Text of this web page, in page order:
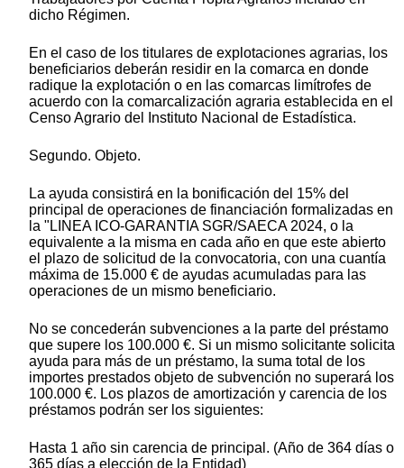
dicho Régimen.
En el caso de los titulares de explotaciones agrarias, los
beneficiarios deberán residir en la comarca en donde
radique la explotación o en las comarcas limítrofes de
acuerdo con la comarcalización agraria establecida en el
Censo Agrario del Instituto Nacional de Estadística.
Segundo. Objeto.
La ayuda consistirá en la bonificación del 15% del
principal de operaciones de financiación formalizadas en
la "LINEA ICO-GARANTIA SGR/SAECA 2024, o la
equivalente a la misma en cada año en que este abierto
el plazo de solicitud de la convocatoria, con una cuantía
máxima de 15.000 € de ayudas acumuladas para las
operaciones de un mismo beneficiario.
No se concederán subvenciones a la parte del préstamo
que supere los 100.000 €. Si un mismo solicitante solicita
ayuda para más de un préstamo, la suma total de los
importes prestados objeto de subvención no superará los
100.000 €. Los plazos de amortización y carencia de los
préstamos podrán ser los siguientes:
Hasta 1 año sin carencia de principal. (Año de 364 días o
365 días a elección de la Entidad)